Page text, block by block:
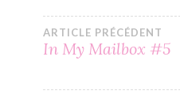
Navigation
de
ARTICLE PRÉCÉDENT
In My Mailbox #5